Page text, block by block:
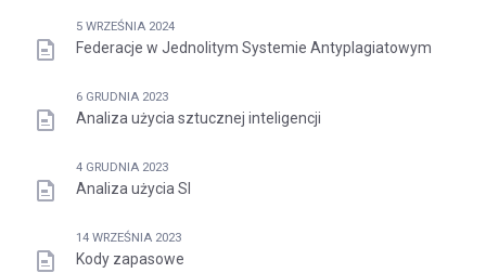
5 WRZEŚNIA 2024
Federacje w Jednolitym Systemie Antyplagiatowym
6 GRUDNIA 2023
Analiza użycia sztucznej inteligencji
4 GRUDNIA 2023
Analiza użycia SI
14 WRZEŚNIA 2023
Kody zapasowe